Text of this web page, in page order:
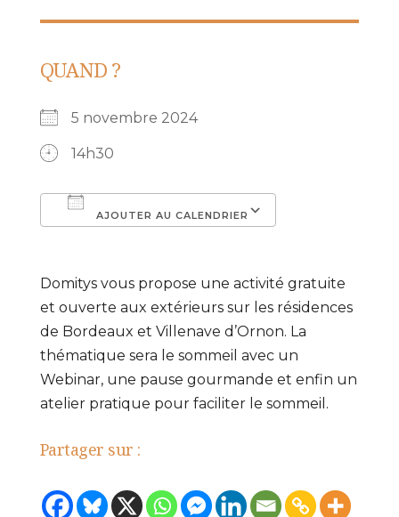
QUAND ?
5 novembre 2024
14h30
AJOUTER AU CALENDRIER
Domitys vous propose une activité gratuite
et ouverte aux extérieurs sur les résidences
de Bordeaux et Villenave d’Ornon. La
thématique sera le sommeil avec un
Webinar, une pause gourmande et enfin un
atelier pratique pour faciliter le sommeil.
Partager sur :